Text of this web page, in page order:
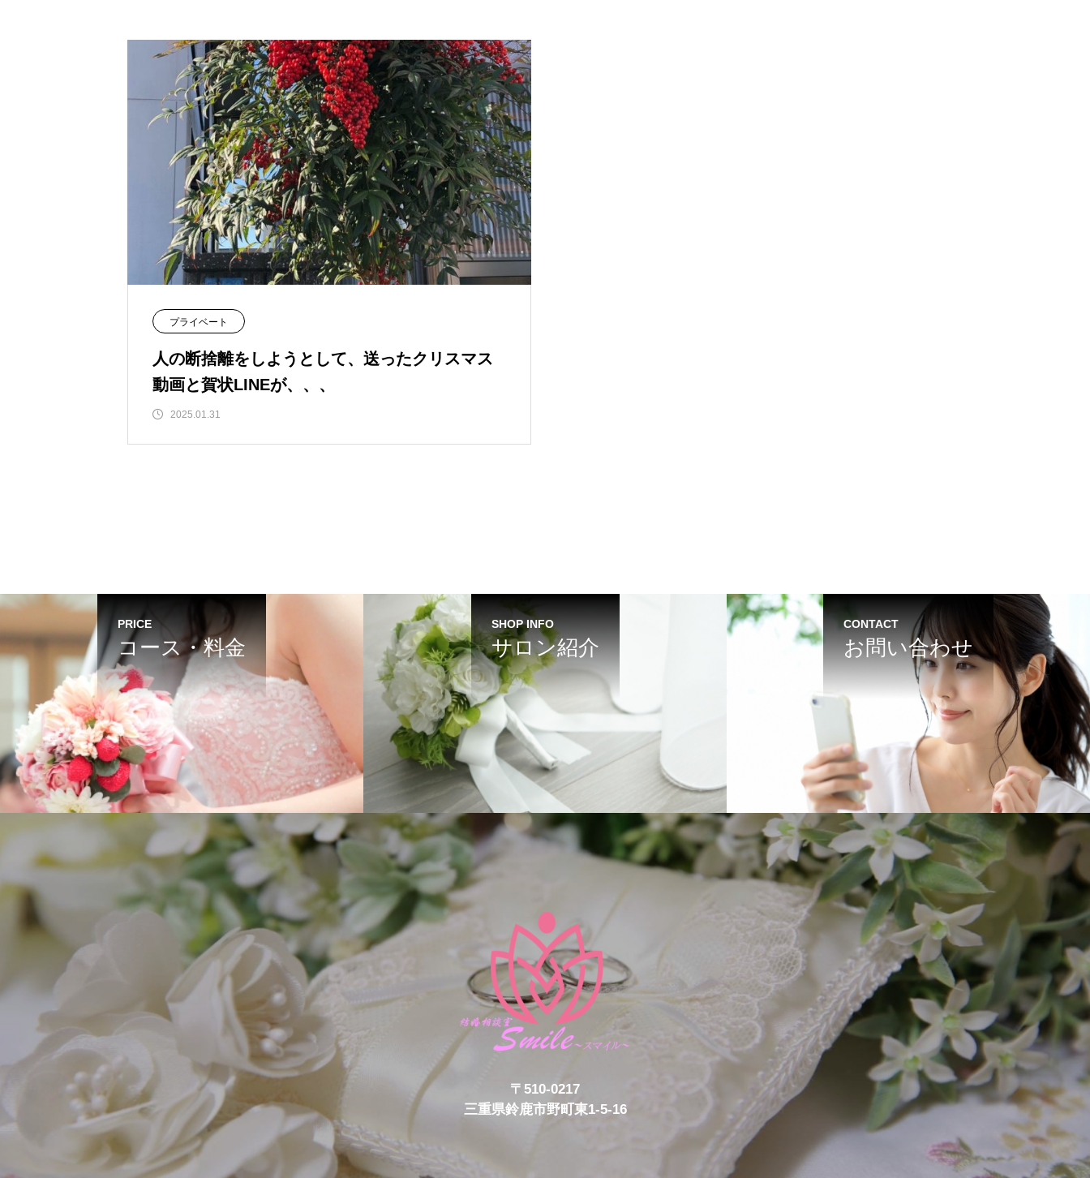
プライベート
人の断捨離をしようとして、送ったクリスマス
動画と賀状LINEが、、、
2025.01.31
PRICE
コース・料金
SHOP INFO
サロン紹介
CONTACT
お問い合わせ
〒510-0217
三重県鈴鹿市野町東1-5-16